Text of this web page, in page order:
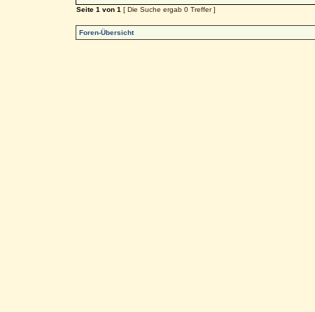
Seite 1 von 1 [ Die Suche ergab 0 Treffer ]
Foren-Übersicht